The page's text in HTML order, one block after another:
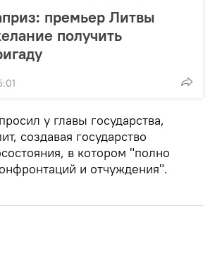
премьер Литвы
получить
у главы государства,
создавая государство
в котором "полно
и отчуждения".